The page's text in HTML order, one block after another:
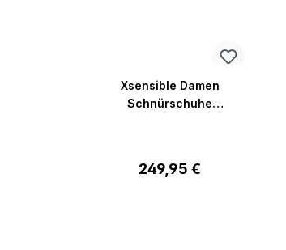
Xsensible Damen
Schnürschuhe
Regulärer Preis:
249,95 €